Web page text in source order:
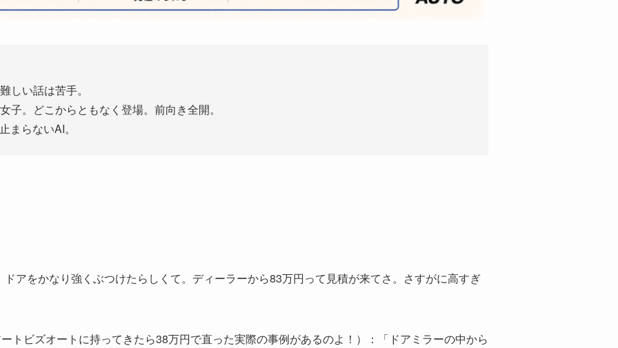
しい話は苦手。
子。どこからともなく登場。前向き全開。
まらないAI。
アをかなり強くぶつけたらしくて。ディーラーから83万円って見積が来てさ。さすがに高すぎ
トビズオートに持ってきたら38万円で直った実際の事例があるのよ！）：「ドアミラーの中から